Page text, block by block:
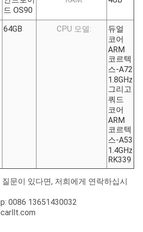
드 OS90
64GB CPU 모델:
듀얼
코어
ARM
코르텍
스-A72
1.8GHz
그리고
쿼드
코어
ARM
코르텍
스-A53
1.4GHz
RK339
문이 있다면, 저희에게 연락하십시
0086 13651430032